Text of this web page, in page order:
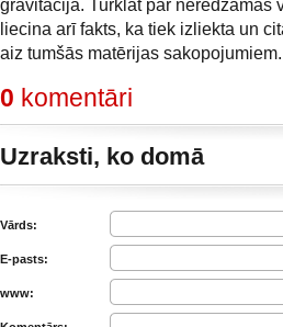
gravitācija. Turklāt par neredzamas
liecina arī fakts, ka tiek izliekta un
aiz tumšās matērijas sakopojumiem.
0 komentāri
Uzraksti, ko domā
Vārds:
E-pasts:
www: